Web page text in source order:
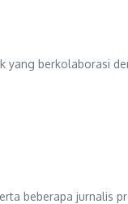
yang berkolaborasi
beberapa jurnalis